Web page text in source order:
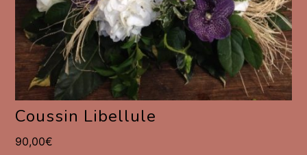
Coussin Libellule
90,00€